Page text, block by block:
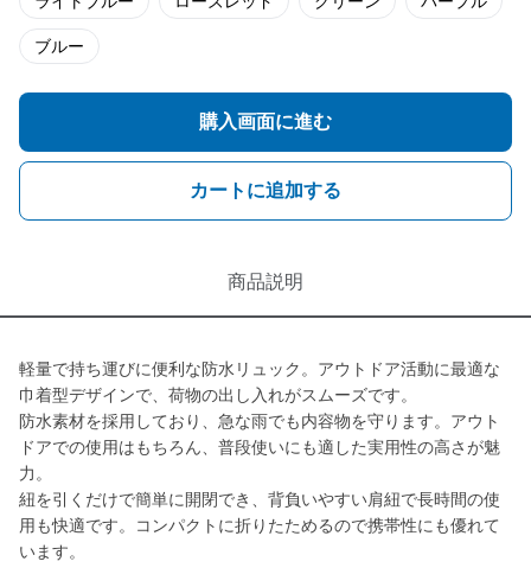
ブルー
購入画面に進む
カートに追加する
商品説明
軽量で持ち運びに便利な防水リュック。アウトドア活動に最適な
巾着型デザインで、荷物の出し入れがスムーズです。
防水素材を採用しており、急な雨でも内容物を守ります。アウト
ドアでの使用はもちろん、普段使いにも適した実用性の高さが魅
力。
紐を引くだけで簡単に開閉でき、背負いやすい肩紐で長時間の使
用も快適です。コンパクトに折りたためるので携帯性にも優れて
います。